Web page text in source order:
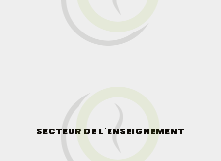
SECTEUR DE L'ENSEIGNEMENT